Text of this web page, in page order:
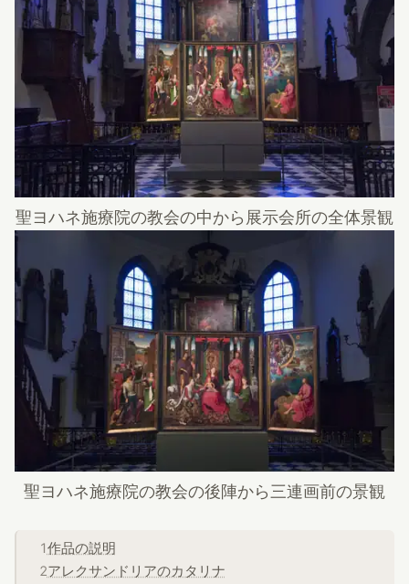
聖ヨハネ施療院の教会の中から展示会所の全体景観
聖ヨハネ施療院の教会の後陣から三連画前の景観
作品の説明
アレクサンドリアのカタリナ